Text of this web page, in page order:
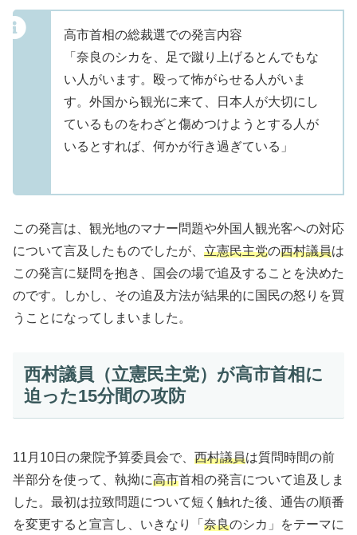
高市首相の総裁選での発言内容
「奈良のシカを、足で蹴り上げるとんでもな
い人がいます。殴って怖がらせる人がいま
す。外国から観光に来て、日本人が大切にし
ているものをわざと傷めつけようとする人が
いるとすれば、何かが行き過ぎている」
この発言は、観光地のマナー問題や外国人観光客への対応
について言及したものでしたが、 立憲民主党の西村議員は
この発言に疑問を抱き、国会の場で追及することを決めた
のです。しかし、その追及方法が結果的に国民の怒りを買
うことになってしまいました。
西村議員（立憲民主党）が高市首相に
迫った15分間の攻防
11月10日の衆院予算委員会で、 西村議員は質問時間の前
半部分を使って、執拗に高市首相の発言について追及しま
した。最初は拉致問題について短く触れた後、通告の順番
を変更すると宣言し、いきなり「 奈良のシカ」をテーマに